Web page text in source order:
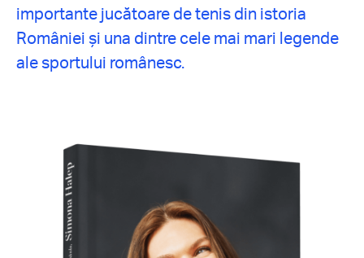
importante jucătoare de tenis din istoria
României și una dintre cele mai mari legende
ale sportului românesc.